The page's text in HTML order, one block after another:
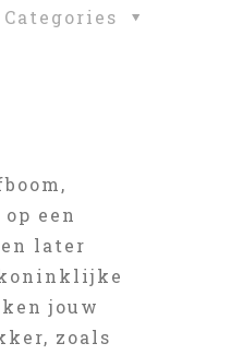
Categories
een
later
jouw
zoals